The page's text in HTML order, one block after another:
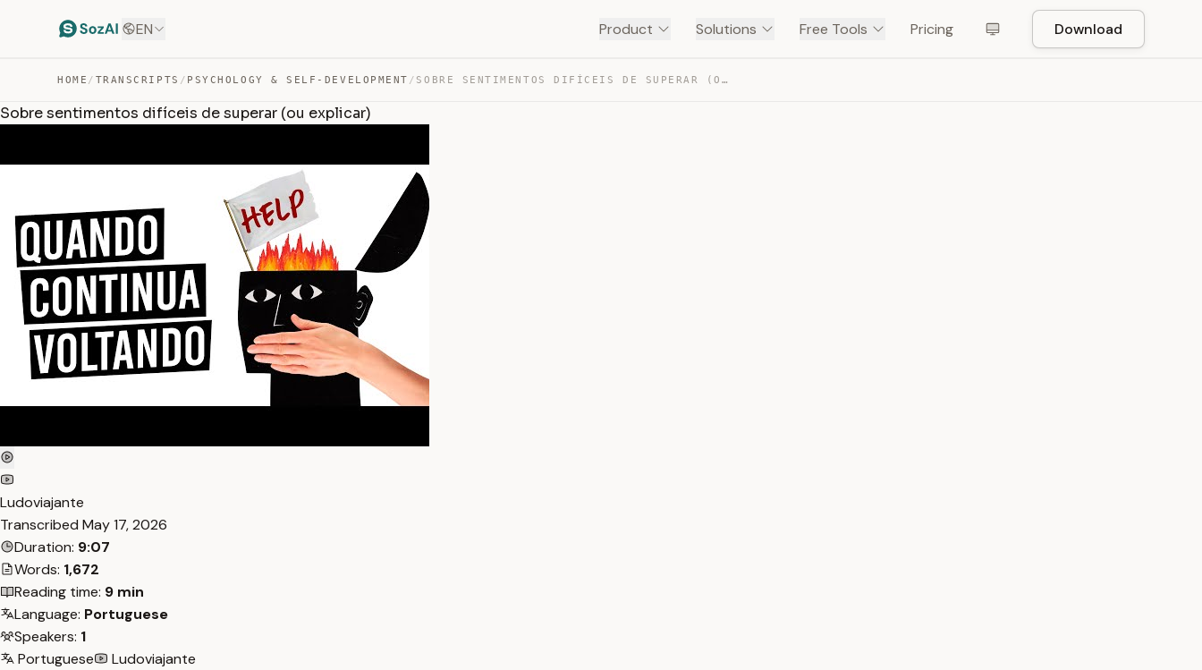
EN Product Solutions Free Tools Pricing Download
HOME / TRANSCRIPTS / PSYCHOLOGY & SELF-DEVELOPMENT / SOBRE SENTIMENTOS DIFÍCEIS DE SUPERAR (OU EXPLICAR) — TRANSCRIPT
Sobre sentimentos difíceis de superar (ou explicar)
Ludoviajante
Transcribed May 17, 2026
Duration: 9:07
Words: 1,672
Reading time: 9 min
Language: Portuguese
Speakers: 1
Portuguese
Ludoviajante